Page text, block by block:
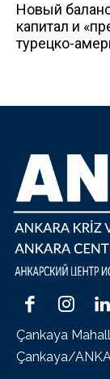
Новый
капитал и
турецко-
Çankaya
Çankaya/